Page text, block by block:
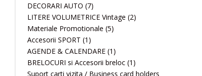
DECORARI AUTO (7)
LITERE VOLUMETRICE Vintage (2)
Materiale Promotionale (5)
Accesorii SPORT (1)
AGENDE & CALENDARE (1)
BRELOCURI si Accesorii breloc (1)
Suport carti vizita / Business card holders